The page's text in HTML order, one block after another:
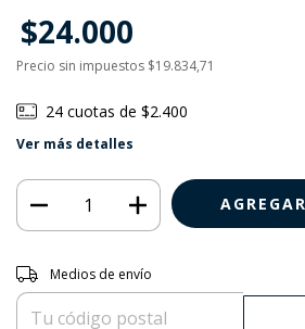
$24.000
Precio sin impuestos $19.834,71
24 cuotas de $2.400
Ver más detalles
Entregas para el CP:
Medios de envío